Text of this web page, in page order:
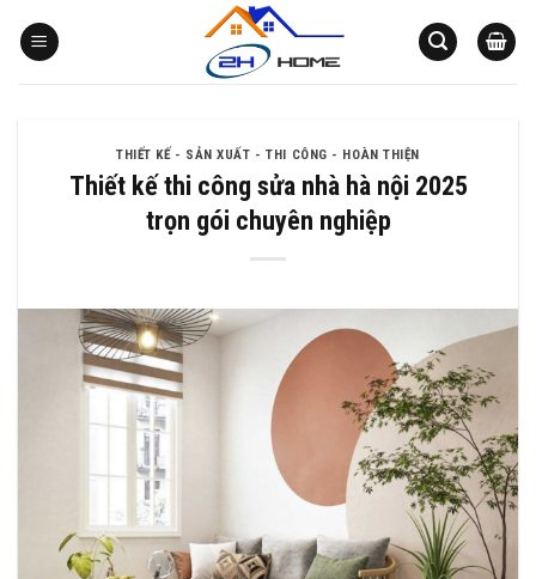
qua
THIẾT KẾ - SẢN XUẤT - THI CÔNG - HOÀN THIỆN
Thiết kế thi công sửa nhà hà nội 2025
trọn gói chuyên nghiệp